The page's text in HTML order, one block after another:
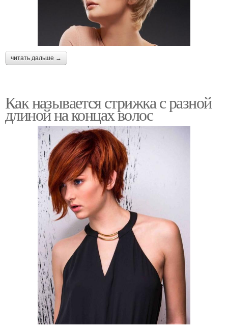
читать дальше →
Как называется стрижка с разной
длиной на концах волос